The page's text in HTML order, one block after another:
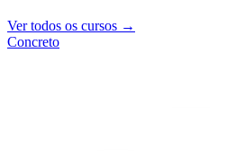
Ver todos os cursos →
Concreto